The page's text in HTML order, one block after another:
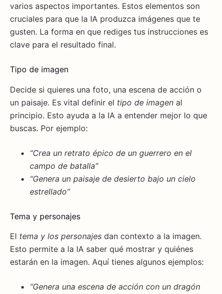
varios aspectos importantes. Estos elementos son
cruciales para que la IA produzca imágenes que te
gusten. La forma en que rediges tus instrucciones es
clave para el resultado final.
Tipo de imagen
Decide si quieres una foto, una escena de acción o
un paisaje. Es vital definir el tipo de imagen al
principio. Esto ayuda a la IA a entender mejor lo que
buscas. Por ejemplo:
“Crea un retrato épico de un guerrero en el
campo de batalla”
“Genera un paisaje de desierto bajo un cielo
estrellado”
Tema y personajes
El tema y los personajes dan contexto a la imagen.
Esto permite a la IA saber qué mostrar y quiénes
estarán en la imagen. Aquí tienes algunos ejemplos:
“Genera una escena de acción con un dragón